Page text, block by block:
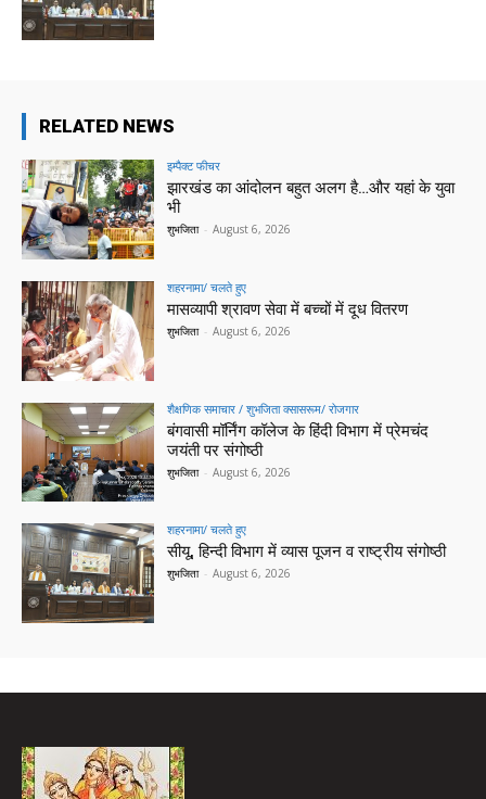
RELATED NEWS
इम्पैक्ट फीचर
झारखंड का आंदोलन बहुत अलग है…और यहां के युवा
भी
शुभजिता - August 6, 2026
शहरनामा/ चलते हुए
मासव्यापी श्रावण सेवा में बच्चों में दूध वितरण
शुभजिता - August 6, 2026
शैक्षणिक समाचार / शुभजिता क्सासरूम/ रोजगार
बंगवासी मॉर्निंग कॉलेज के हिंदी विभाग में प्रेमचंद
जयंती पर संगोष्ठी
शुभजिता - August 6, 2026
शहरनामा/ चलते हुए
सीयू, हिन्दी विभाग में व्यास पूजन व राष्ट्रीय संगोष्ठी
शुभजिता - August 6, 2026